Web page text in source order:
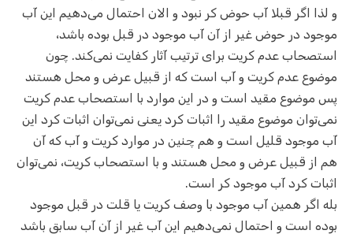
و لذا اگر قبلا آب حوض کر نبود و الان احتمال می‌دهیم این آب
موجود در حوض غیر از آن آب موجود در قبل بوده باشد،
استصحاب عدم کریت برای ترتیب آثار کفایت نمی‌کند. چون
موضوع عدم کریت و آب است که از قبیل عرض و محل هستند
پس موضوع مقید است و در این موارد با استصحاب عدم کریت
نمی‌توان موضوع مقید را اثبات کرد یعنی نمی‌توان اثبات کرد این
آب موجود قلیل است و هم چنین در موارد کریت و آب که آن
هم از قبیل عرض و محل هستند و با استصحاب کریت، نمی‌توان
اثبات کرد آب موجود کر است.
بله اگر همین آب موجود با وصف کریت یا قلت در قبل موجود
بوده است و احتمال نمی‌دهیم این آب غیر از آن آب سابق باشد